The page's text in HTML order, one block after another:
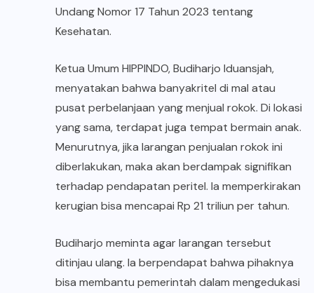
Undang Nomor 17 Tahun 2023 tentang
Kesehatan.
Ketua Umum HIPPINDO, Budiharjo Iduansjah,
menyatakan bahwa banyakritel di mal atau
pusat perbelanjaan yang menjual rokok. Di lokasi
yang sama, terdapat juga tempat bermain anak.
Menurutnya, jika larangan penjualan rokok ini
diberlakukan, maka akan berdampak signifikan
terhadap pendapatan peritel. Ia memperkirakan
kerugian bisa mencapai Rp 21 triliun per tahun.
Budiharjo meminta agar larangan tersebut
ditinjau ulang. Ia berpendapat bahwa pihaknya
bisa membantu pemerintah dalam mengedukasi